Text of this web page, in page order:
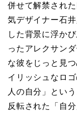
併せて解禁され
気デザイナー石
した背景に浮か
ったアレクサン
な彼をじっと見
イリッシュなロ
人の自分」とい
反転された「自